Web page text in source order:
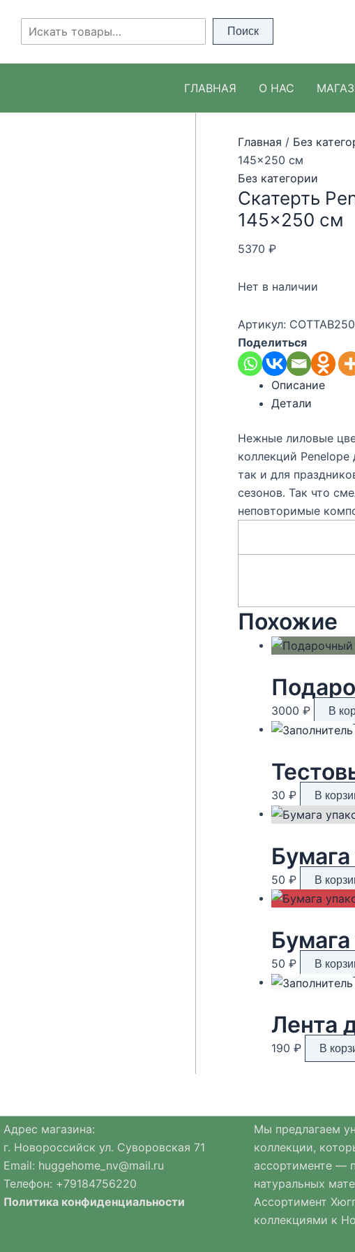
содержимому
Поиск Поиск
ГЛАВНАЯ О НАС
Главная / Без
145×250 см
Без категории
Скатерть
145×250 см
5370 ₽
Нет в наличии
Артикул:
Поделиться
Описание
Детали
Нежные лиловые
коллекций Penelope
так и для
сезонов. Так что
неповторимые
Похожие
3000 ₽ В
30 ₽ В
50 ₽ В
50 ₽ В
Лента
190 ₽ В
Адрес магазина:
г. Новороссийск ул. Суворовская 71
Email: huggehome_nv@mail.ru
Телефон: +79184756220
Политика конфиденциальности
Мы предлагаем
коллекции,
ассортименте —
натуральных
Ассортимент
коллекциями к